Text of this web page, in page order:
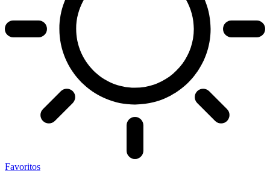
Favoritos